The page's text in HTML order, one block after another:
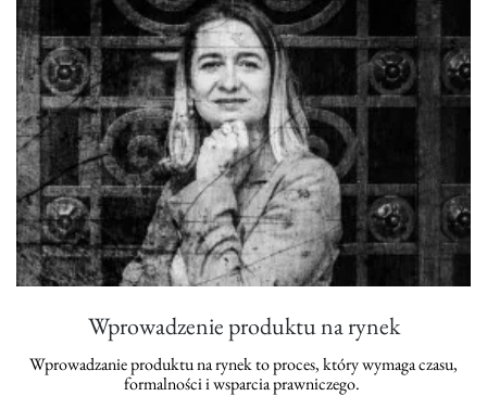
Wprowadzenie produktu na rynek
Wprowadzanie produktu na rynek to proces, który wymaga czasu,
formalności i wsparcia prawniczego.